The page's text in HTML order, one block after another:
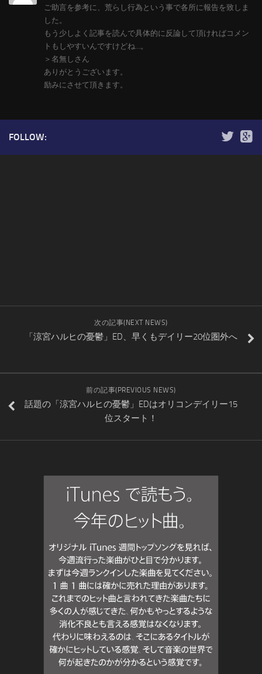
ご助言を参考に、荒らし行為という事で各所に報告を致しま
した。
もう少しよく記事を読んで具体的に反論して頂ければコメン
トもしやすいんですけどね…。
＞名無しさん
ありがとうございます。
励みにさせて頂きます。
FOLLOW:
次の記事(NEXT NEWS)
「涼宮ハルヒの憂鬱」ED、早くもデイリー20位圏外へ
前の記事(PREVIOUS NEWS)
話題の「涼宮ハルヒの憂鬱」EDはオリコンデイリー15
位スタート！